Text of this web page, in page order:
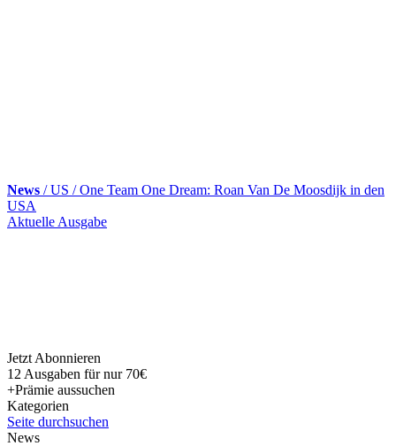
News / US / One Team One Dream: Roan Van De Moosdijk in den
USA
Skip
Aktuelle Ausgabe
Jetzt Abonnieren
12 Ausgaben für nur 70€
+Prämie aussuchen
Kategorien
Seite durchsuchen
News